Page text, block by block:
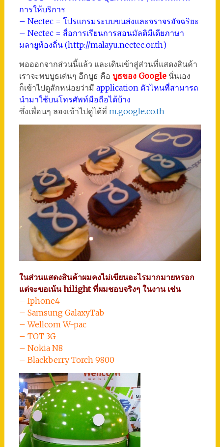
การให้บริการ
– Nectec = โปรแกรมระบบขนส่งและจราจรอัจฉริยะ
– Nectec = สื่อการเรียนการสอนมัลติมีเดียภาษา
มลายูท้องถิ่น (http://malayu.nectec.or.th)
พอออกจากส่วนนี้แล้ว และเดินเข้าสู่ส่วนที่แสดงสินค้า
เราจะพบบูธเด่นๆ อีกบูธ คือ บูธของ Googleนั่นเอง
ก็เข้าไปดูสักหน่อยว่ามี application ตัวไหนที่สามารถ
นำมาใช้บนโทรศัพท์มือถือได้บ้าง
ซึ่งเพื่อนๆ ลองเข้าไปดูได้ที่ m.google.co.th
ในส่วนแสดงสินค้าผมคงไม่เขียนอะไรมากมายหรอก
แต่จะขอเน้น hilight ที่ผมชอบจริงๆ ในงาน เช่น
– Iphone4
– Samsung GalaxyTab
– Wellcom W-pac
– TOT 3G
– Nokia N8
– Blackberry Torch 9800